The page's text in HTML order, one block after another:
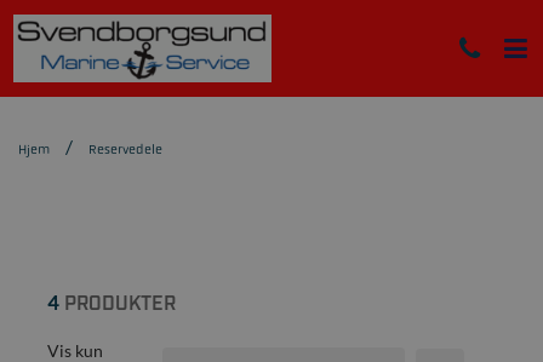
Hjem Reservedele
4PRODUKTER
Vis kun